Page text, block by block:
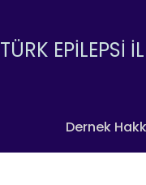
TÜRK EPİLEPSİ
Dernek